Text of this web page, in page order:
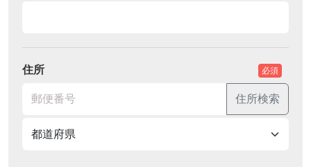
住所 必須
住所検索